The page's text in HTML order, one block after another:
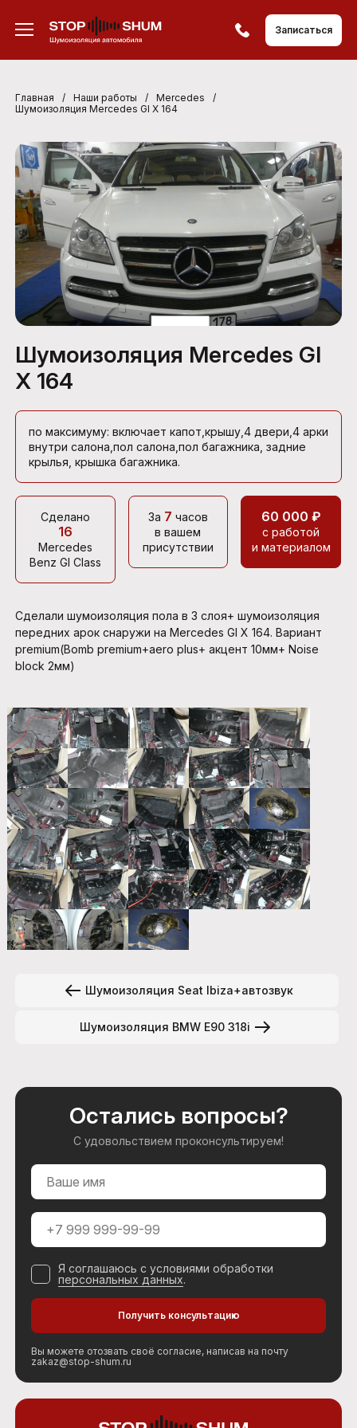
Записаться
Главная / Наши работы / Mercedes
/
Шумоизоляция Mercedes Gl X 164
Шумоизоляция Mercedes Gl
X 164
по максимуму: включает капот,крышу,4 двери,4 арки
внутри салона,пол салона,пол багажника, задние
крылья, крышка багажника.
Сделано
16
Mercedes
Benz Gl Class
За 7 часов
в вашем
присутствии
60 000 ₽
с работой
и материалом
Сделали шумоизоляция пола в 3 слоя+ шумоизоляция
передних арок снаружи на Mercedes Gl X 164. Вариант
premium(Bomb premium+aero plus+ акцент 10мм+ Noise
block 2мм)
Шумоизоляция Seat Ibiza+автозвук
Шумоизоляция BMW E90 318i
Остались вопросы?
С удовольствием проконсультируем!
Я соглашаюсь с условиями обработки
персональных данных.
Вы можете отозвать своё согласие, написав на почту
zakaz@stop-shum.ru